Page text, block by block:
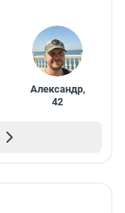
Александр,
42